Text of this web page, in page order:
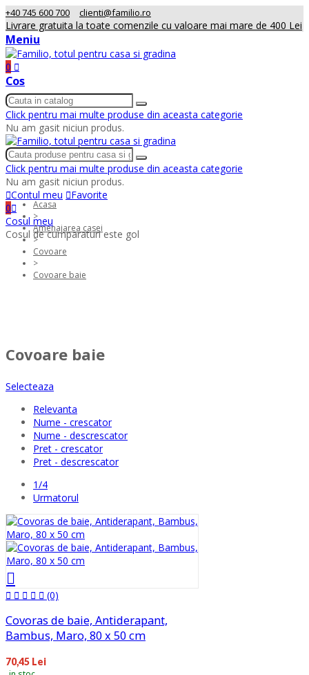
+40 745 600 700 clienti@familio.ro
Livrare gratuita la toate comenzile cu valoare mai mare de 400 Lei
Meniu
0
Cos
Click pentru mai multe produse din aceasta categorie
Nu am gasit niciun produs.
Click pentru mai multe produse din aceasta categorie
Nu am gasit niciun produs.
Contul meu
Favorite
0
Cosul meu
Cosul de cumparaturi este gol
Acasa
>
Amenajarea casei
>
Covoare
>
Covoare baie
Covoare baie
Selecteaza
Relevanta
Nume - crescator
Nume - descrescator
Pret - crescator
Pret - descrescator
1/4
Urmatorul
(0)
Covoras de baie, Antiderapant,
Bambus, Maro, 80 x 50 cm
70,45 Lei